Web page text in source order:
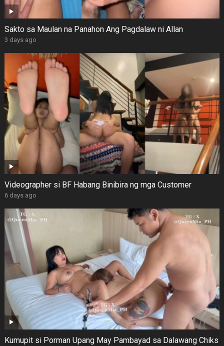
Sakto sa Maulan na Panahon Ang Pagdalaw ni Allan
3 days ago
Videographer si BF Habang Binibira ng mga Customer
6 days ago
Kumupit si Porman Upang May Pambayad sa Dalawang Chiks